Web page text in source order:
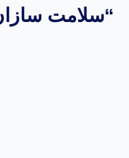
“سلامت
في هذه المجموعة،